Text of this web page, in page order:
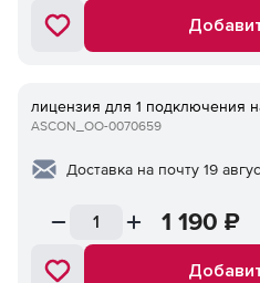
лицензия для 1 подключения
ASCON_ОО-0070659
Доставка на почту 19
1 190 ₽